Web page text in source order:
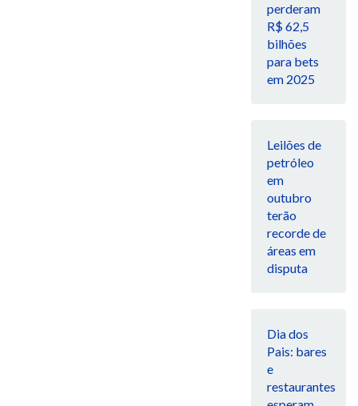
perderam
R$ 62,5
bilhões
para bets
em 2025
Leilões de
petróleo
em
outubro
terão
recorde de
áreas em
disputa
Dia dos
Pais: bares
e
restaurantes